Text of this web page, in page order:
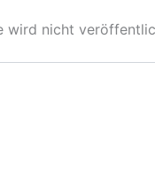
wird nicht